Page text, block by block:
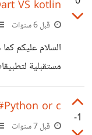
VS kotlin
قبل 6 سنوات
السلام عليكم
(النظام الجديد)
-1
Python or c#
قبل 7 سنوات